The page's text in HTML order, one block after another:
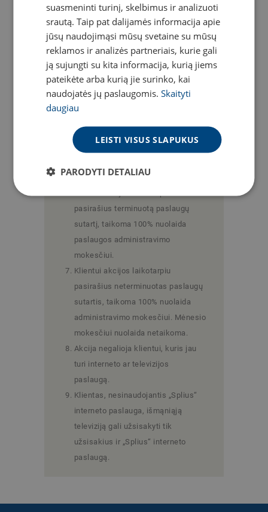
Jei klientui reikalingas
maršrutizatorius, jo nuomai irgi 3
mėnesius yra taikoma 100%
nuolaida. Likusius 21 mėnesį
galioja standartinė
maršrutizatoriaus kaina.
Klientui užsisakius išmaniąją
priedėlio nuomai ar programėlės
palaikymo mokesčiui taip pat
nuolaida.
pasirašius terminuotą paslaugų
sutartį, taikoma 100% nuolaida
paslaugos administravimo
mokesčiui.
Klientui akcijos laikotarpiu
pasirašius neterminuotas paslaugų
sutartis, taikoma 100% nuolaida
administravimo mokesčiui. Mėnesio
mokesčiui nuolaida netaikoma.
Akcija negalioja klientui, kuris jau
turi interneto ar televizijos
paslaugą.
Klientas, nesinaudojantis „Splius“
interneto paslauga, išmąniąją
televiziją gali užsisakyti tik
užsisakius ir „Splius“ interneto
paslaugą.
ENGLISH
suasmeninti turinį, skelbimus ir analizuoti
srautą. Taip pat dalijamės informacija apie
jūsų naudojimąsi mūsų svetaine su mūsų
reklamos ir analizės partneriais, kurie gali
ją sujungti su kita informacija, kurią jiems
pateikėte arba kurią jie surinko, kai
naudojatės jų paslaugomis. Skaityti
daugiau
LEISTI VISUS SLAPUKUS
PARODYTI DETALIAU